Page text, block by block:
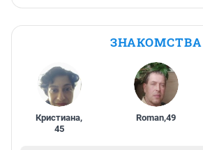
ЗНАКОМСТВА
Кристиана,
45
Roman,49